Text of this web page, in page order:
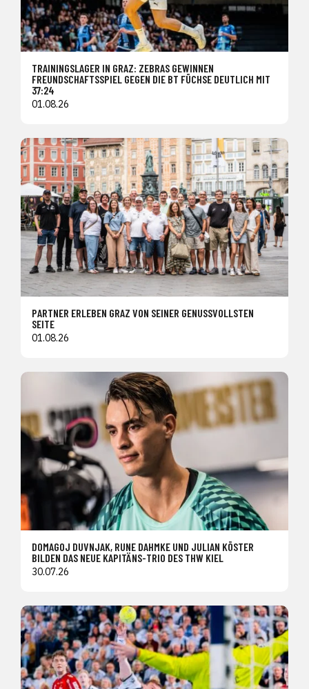
TRAININGSLAGER IN GRAZ: ZEBRAS GEWINNEN
FREUNDSCHAFTSSPIEL GEGEN DIE BT FÜCHSE DEUTLICH MIT
37:24
01.08.26
PARTNER ERLEBEN GRAZ VON SEINER GENUSSVOLLSTEN
SEITE
01.08.26
DOMAGOJ DUVNJAK, RUNE DAHMKE UND JULIAN KÖSTER
BILDEN DAS NEUE KAPITÄNS-TRIO DES THW KIEL
30.07.26